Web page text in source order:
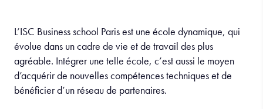
L’ISC Business school Paris est une école dynamique, qui
évolue dans un cadre de vie et de travail des plus
agréable. Intégrer une telle école, c’est aussi le moyen
d’acquérir de nouvelles compétences techniques et de
bénéficier d’un réseau de partenaires.